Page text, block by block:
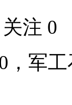
注 0
，军